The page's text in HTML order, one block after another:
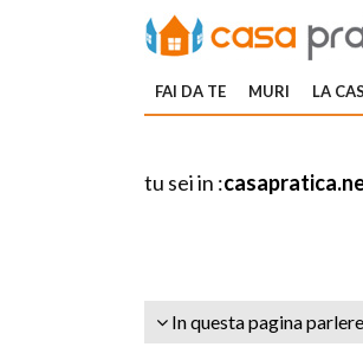
FAI DA TE MURI LA
tu sei in :
In questa pagina